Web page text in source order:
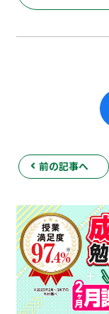
前の記事へ